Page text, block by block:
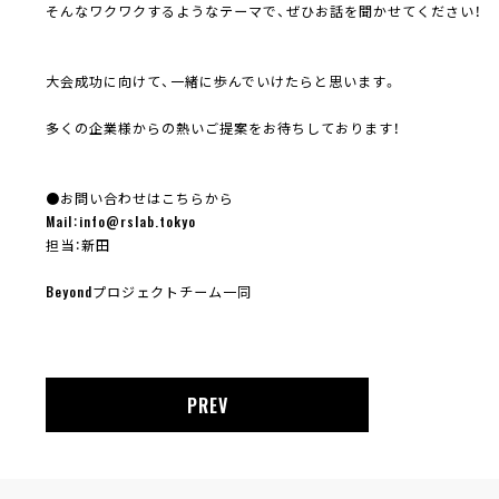
そんなワクワクするようなテーマで、ぜひお話を聞かせてください！
大会成功に向けて、一緒に歩んでいけたらと思います。
多くの企業様からの熱いご提案をお待ちしております！
●お問い合わせはこちらから
Mail：info@rslab.tokyo
担当：新田
Beyondプロジェクトチーム一同
PREV